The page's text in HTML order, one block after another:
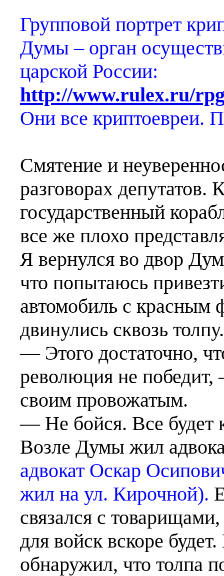
Групповой портрет
Думы – орган
царской России:
http://www.rulex.ru/
Они все криптоевреи.
Смятение и
разговорах
государственный
все же плохо
Я вернулся во двор
что попытаюсь
автомобиль с красным
двинулись сквозь толпу.
— Этого достаточно,
революция не
своим провожатым.
— Не бойся. Все будет
Возле Думы жил
адвокат Оскар
жил на ул. Кирочной).
связался с
для войск вскоре
обнаружил, что толпа